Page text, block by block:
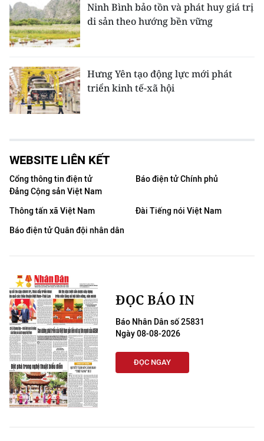
Ninh Bình bảo tồn và phát huy giá trị
di sản theo hướng bền vững
Hưng Yên tạo động lực mới phát
triển kinh tế-xã hội
WEBSITE LIÊN KẾT
Cổng thông tin điện tử
Đảng Cộng sản Việt Nam
Báo điện tử Chính phủ
Thông tấn xã Việt Nam
Đài Tiếng nói Việt Nam
Báo điện tử Quân đội nhân dân
ĐỌC BÁO IN
Báo Nhân Dân số 25831
Ngày 08-08-2026
ĐỌC NGAY